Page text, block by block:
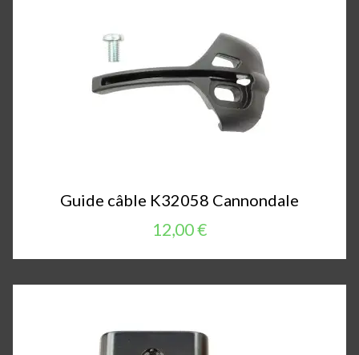
Guide câble K32058 Cannondale
12,00 €